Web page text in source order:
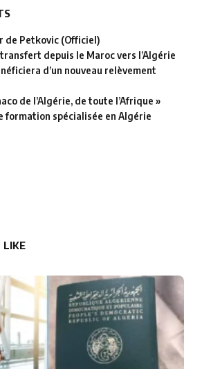
de Petkovic (Officiel)
depuis le Maroc vers l’Algérie
d’un nouveau relèvement
de l’Algérie, de toute l’Afrique »
formation spécialisée en Algérie
LIKE